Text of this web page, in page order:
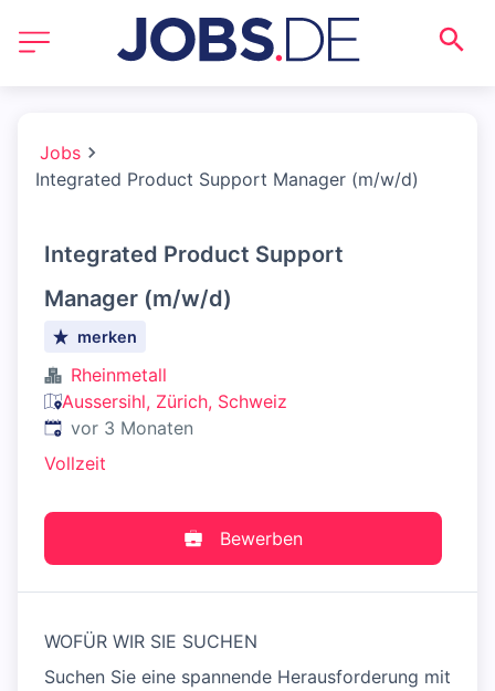
Jobs
Integrated Product Support Manager (m/w/d)
Integrated Product Support
Manager (m/w/d)
merken
Rheinmetall
Aussersihl, Zürich, Schweiz
Veröffentlicht:
vor 3 Monaten
Vollzeit
Bewerben
WOFÜR WIR SIE SUCHEN
Suchen Sie eine spannende Herausforderung mit